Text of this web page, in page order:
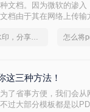
文档。因为微软的渗
档由于其在网络上传
难下面就来看看吧。
pdf转ppt免费无水印，分享一种简单的方法
这三种方法！
了省事方便，我们会
过大部分模板都是以